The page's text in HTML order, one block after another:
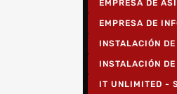
EMPRESA DE
EMPRESA DE
INSTALACIÓN
INSTALACIÓN
IT UNLIMITED -